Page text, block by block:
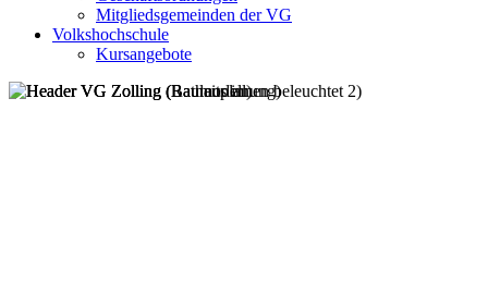
Mitgliedsgemeinden der VG
Volkshochschule
Kursangebote